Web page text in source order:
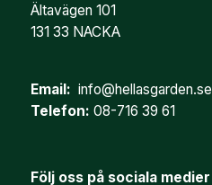
Ältavägen 101
131 33 NACKA
Email: info@hellasgarden.se
Telefon: 08-716 39 61
Följ oss på sociala medier